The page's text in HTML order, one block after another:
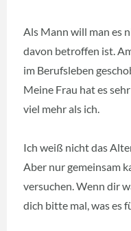
Als Mann will man es
davon betroffen ist.
im Berufsleben
Meine Frau hat es
viel mehr als ich.
Ich weiß nicht das
Aber nur gemeinsam
versuchen. Wenn dir
dich bitte mal, was es